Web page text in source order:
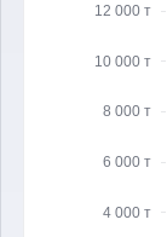
4 000 т
6 000 т
8 000 т
10 000 т
12 000 т